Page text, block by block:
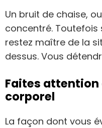
Un bruit de chaise,
concentré. Toutefois
restez maître de la
dessus. Vous
Faites
corporel
La façon dont vous